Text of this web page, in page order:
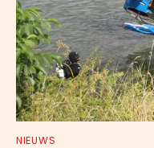
NIEUWS